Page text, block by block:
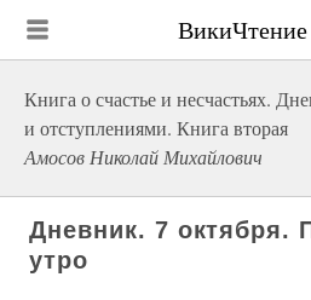
ВикиЧтение
Книга о счастье и несчастьях.
и отступлениями. Книга вторая
Амосов Николай Михайлович
Дневник. 7 октября.
утро